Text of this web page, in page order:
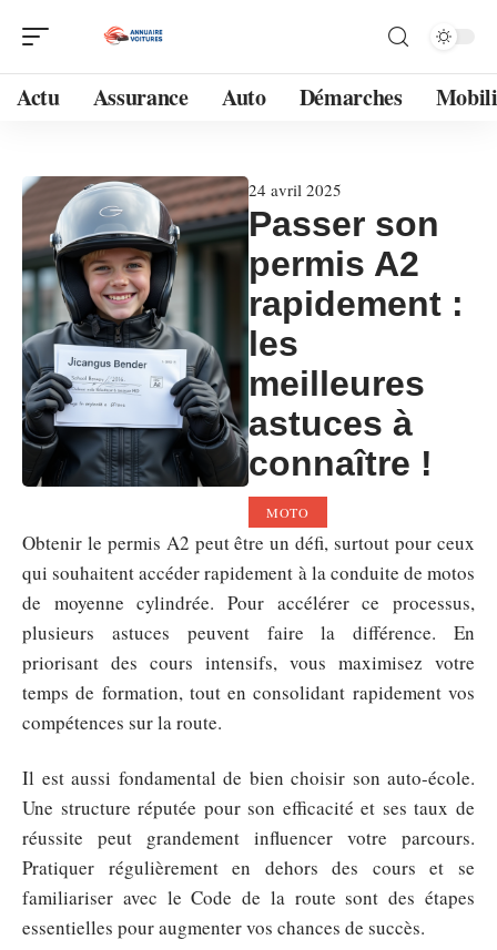
Actu Assurance Auto Démarches
24 avril 2025
Passer son
permis A2
rapidement :
les
meilleures
astuces à
connaître !
MOTO
Obtenir le permis A2 peut être un défi, surtout pour ceux
qui souhaitent accéder rapidement à la conduite de motos
de moyenne cylindrée. Pour accélérer ce processus,
plusieurs astuces peuvent faire la différence. En
priorisant des cours intensifs, vous maximisez votre
temps de formation, tout en consolidant rapidement vos
compétences sur la route.
Il est aussi fondamental de bien choisir son auto-école.
Une structure réputée pour son efficacité et ses taux de
réussite peut grandement influencer votre parcours.
Pratiquer régulièrement en dehors des cours et se
familiariser avec le Code de la route sont des étapes
essentielles pour augmenter vos chances de succès.